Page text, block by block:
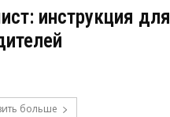
инструкция для
больше